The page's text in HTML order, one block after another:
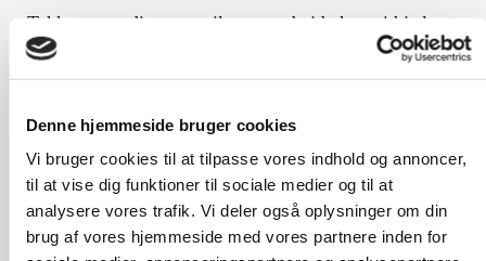
Denne hjemmeside bruger cookies
Vi bruger cookies til at tilpasse vores indhold og annoncer,
til at vise dig funktioner til sociale medier og til at
analysere vores trafik. Vi deler også oplysninger om din
brug af vores hjemmeside med vores partnere inden for
Takket være din støtte til vores arbejde kan vi hjælpe
udsatte journalister og medier i lande ramt af
konflikter, humanitære kriser og politiske
Hvis du har nogen spørgsmål eller tvivl kan du
kontakte vores medlemsservice på
donation@mediasupport.orgeller du kan ringe på tlf.
nr.: +45 8832 7000